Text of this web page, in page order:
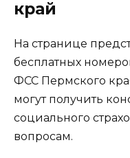
край
На странице
бесплатных
ФСС Пермского
могут получить
социального
вопросам.